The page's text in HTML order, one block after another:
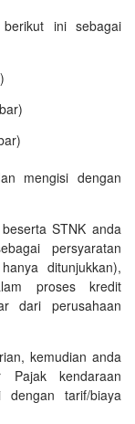
berikut ini sebagai
mengisi dengan
STNK anda
persyaratan
ditunjukkan),
proses kredit
dari perusahaan
kemudian anda
kendaraan
dengan tarif/biaya